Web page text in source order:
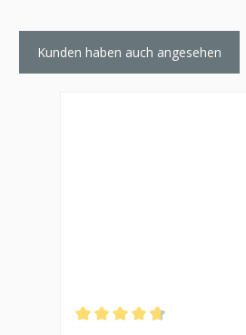
Kunden haben auch angesehen